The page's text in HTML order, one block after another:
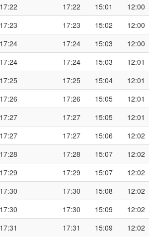
12:00
15:01
17:22
17:22
12:00
15:02
17:23
17:23
12:00
15:03
17:24
17:24
12:01
15:03
17:24
17:24
12:01
15:04
17:25
17:25
12:01
15:05
17:26
17:26
12:01
15:05
17:27
17:27
12:02
15:06
17:27
17:27
12:02
15:07
17:28
17:28
12:02
15:07
17:29
17:29
12:02
15:08
17:30
17:30
12:02
15:09
17:30
17:30
12:02
15:09
17:31
17:31